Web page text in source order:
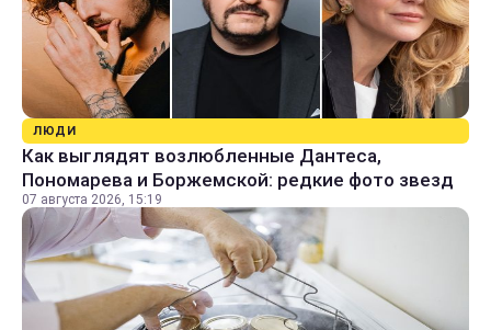
ЛЮДИ
Как выглядят возлюбленные Дантеса,
Пономарева и Боржемской: редкие фото звезд
07 августа 2026, 15:19